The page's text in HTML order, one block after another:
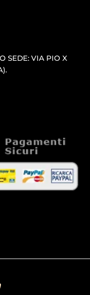
SEDE: VIA PIO X